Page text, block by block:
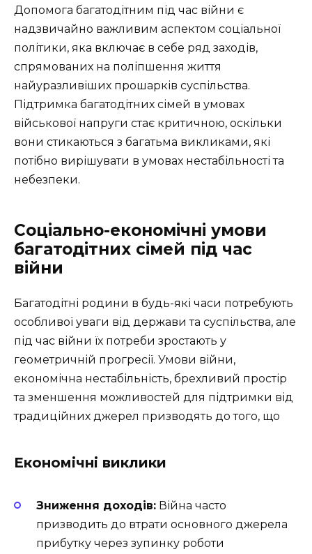
Допомога багатодітним під час війни є
надзвичайно важливим аспектом соціальної
політики, яка включає в себе ряд заходів,
спрямованих на поліпшення життя
найуразливіших прошарків суспільства.
Підтримка багатодітних сімей в умовах
військової напруги стає критичною, оскільки
вони стикаються з багатьма викликами, які
потібно вирішувати в умовах нестабільності та
небезпеки.
Соціально-економічні умови
багатодітних сімей під час
війни
Багатодітні родини в будь-які часи потребують
особливої уваги від держави та суспільства, але
під час війни їх потреби зростають у
геометричній прогресії. Умови війни,
економічна нестабільність, брехливий простір
та зменшення можливостей для підтримки від
традиційних джерел призводять до того, що
Економічні виклики
Зниження доходів: Війна часто
призводить до втрати основного джерела
прибутку через зупинку роботи